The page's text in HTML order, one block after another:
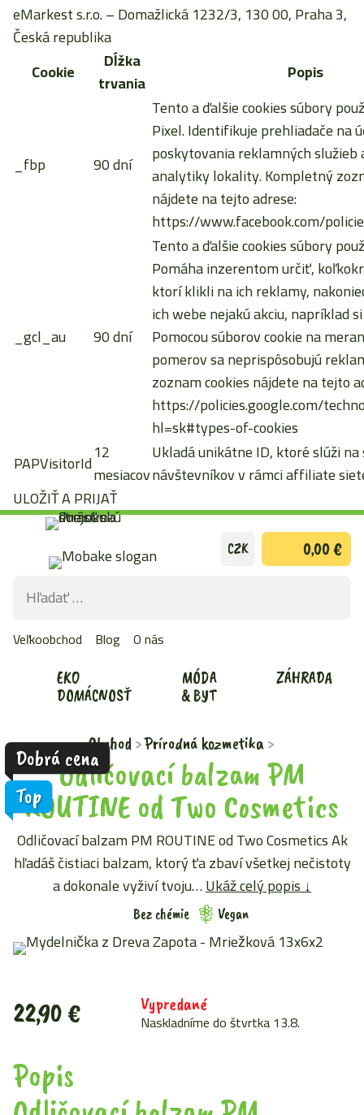
Preskočiť
EKO
DOMÁCNOSŤ
MÓDA
& BYT
ZÁHRADA
Veľkoobchod Blog O nás
Hľadať:
CZK 0,00 €
Obchod Prírodná kozmetika
Odličovací balzam PM
ROUTINE od Two Cosmetics
Odličovací balzam PM ROUTINE od Two Cosmetics Ak
hľadáš čistiaci balzam, ktorý ťa zbaví všetkej nečistoty
a dokonale vyživí tvoju…Ukáž celý popis ↓
Bez chémie Vegan
Dobrá cena
Top
22,90€ Vypredané
Naskladníme do štvrtka 13.8.
Popis
eMarkest s.r.o.– Domažlická 1232/3, 130 00, Praha 3,
Česká republika
Cookie
Dĺžka
trvania
Popis
_fbp 90 dní
Tento a ďalšie cookies súbory
Pixel. Identifikuje prehliadače na
poskytovania reklamných služieb
analytiky lokality. Kompletný
nájdete na tejto adrese:
https://www.facebook.com/
_gcl_au 90 dní
Tento a ďalšie cookies súbory
Pomáha inzerentom určiť,
ktorí klikli na ich reklamy,
ich webe nejakú akciu, napríklad
Pomocou súborov cookie na
pomerov sa neprispôsobujú
zoznam cookies nájdete na tejto
https://policies.google.com/
hl=sk#types-of-cookies
PAPVisitorId12
mesiacov
Ukladá unikátne ID, ktoré slúži
návštevníkov v rámci affiliate
ULOŽIŤ A PRIJAŤ